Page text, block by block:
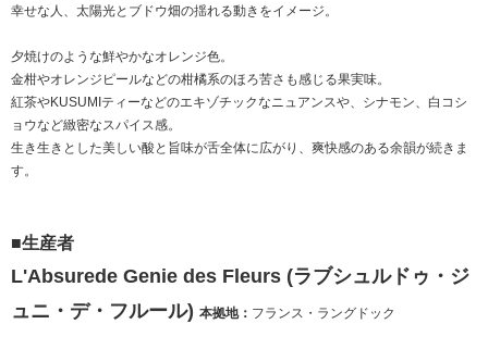
幸せな人、太陽光とブドウ畑の揺れる動きをイメージ。
夕焼けのような鮮やかなオレンジ色。
金柑やオレンジピールなどの柑橘系のほろ苦さも感じる果実味。
紅茶やKUSUMIティーなどのエキゾチックなニュアンスや、シナモン、白コシ
ョウなど緻密なスパイス感。
生き生きとした美しい酸と旨味が舌全体に広がり、爽快感のある余韻が続きま
す。
■生産者
L'Absurede Genie des Fleurs (ラブシュルドゥ・ジ
ュニ・デ・フルール) 本拠地： フランス・ラングドック